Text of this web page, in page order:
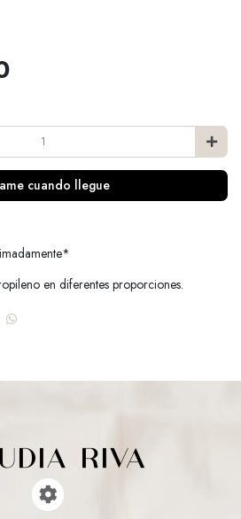
cuando llegue
en diferentes proporciones.